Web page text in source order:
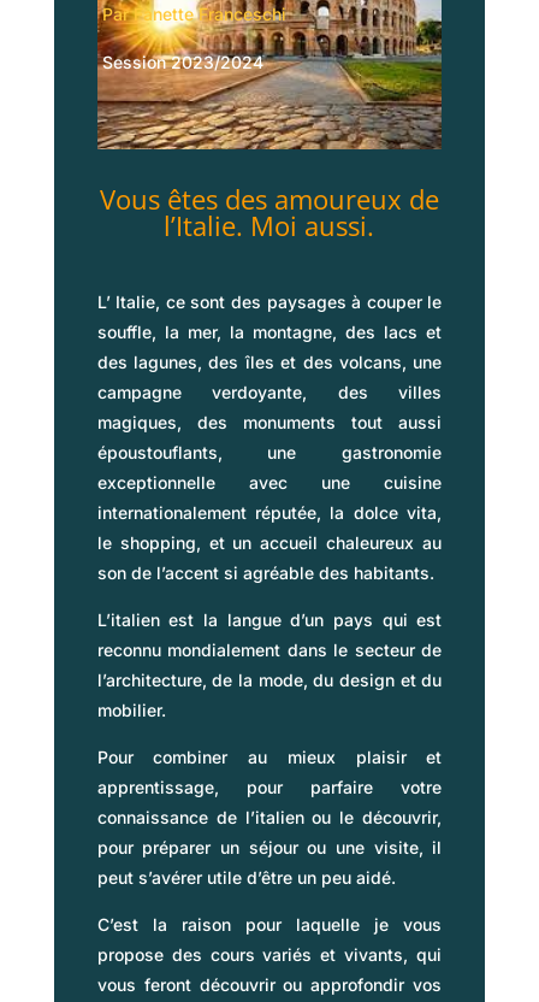
ParFanette Franceschi
Session 2023/2024
Vous êtes des amoureux de
l’Italie. Moi aussi.
L’ Italie, ce sont des paysages à couper le
souffle, la mer, la montagne, des lacs et
des lagunes, des îles et des volcans, une
campagne verdoyante, des villes
magiques, des monuments tout aussi
époustouflants, une gastronomie
exceptionnelle avec une cuisine
internationalement réputée, la dolce vita,
le shopping, et un accueil chaleureux au
son de l’accent si agréable des habitants.
L’italien est la langue d’un pays qui est
reconnu mondialement dans le secteur de
l’architecture, de la mode, du design et du
mobilier.
Pour combiner au mieux plaisir et
apprentissage, pour parfaire votre
connaissance de l’italien ou le découvrir,
pour préparer un séjour ou une visite, il
peut s’avérer utile d’être un peu aidé.
C’est la raison pour laquelle je vous
propose des cours variés et vivants, qui
vous feront découvrir ou approfondir vos